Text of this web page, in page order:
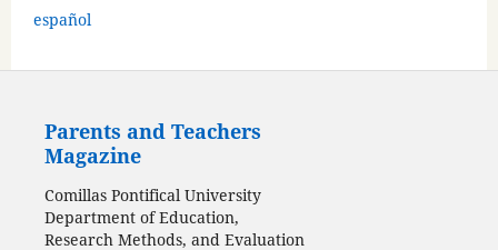
español
Parents and Teachers
Magazine
Comillas Pontifical University
Department of Education,
Research Methods, and Evaluation